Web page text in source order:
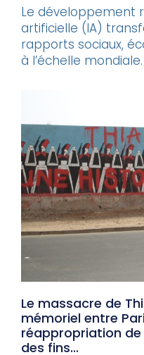
Le développement
artificielle (IA)
rapports sociaux,
à l’échelle
Le massacre de
mémoriel entre
réappropriation de
des fins...